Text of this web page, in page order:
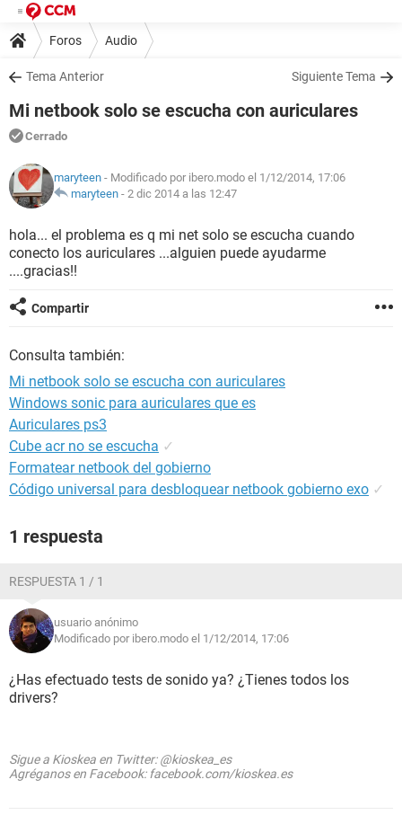
Foros Audio
Tema Anterior Siguiente Tema
Mi netbook solo se escucha con auriculares
Cerrado
maryteen - Modificado por ibero.modo el 1/12/2014, 17:06
maryteen - 2 dic 2014 a las 12:47
hola... el problema es q mi net solo se escucha cuando
conecto los auriculares ...alguien puede ayudarme
....gracias!!
Compartir
Consulta también:
Mi netbook solo se escucha con auriculares
Windows sonic para auriculares que es
Auriculares ps3
Cube acr no se escucha ✓
Formatear netbook del gobierno
Código universal para desbloquear netbook gobierno exo ✓
1 respuesta
RESPUESTA 1 / 1
usuario anónimo
Modificado por ibero.modo el 1/12/2014, 17:06
¿Has efectuado tests de sonido ya? ¿Tienes todos los
drivers?
Sigue a Kioskea en Twitter: @kioskea_es
Agréganos en Facebook: facebook.com/kioskea.es